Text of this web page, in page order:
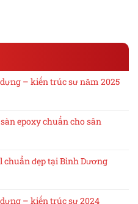
– kiến trúc sư năm 2025
epoxy chuẩn cho sân
đẹp tại Bình Dương
– kiến trúc sư 2024